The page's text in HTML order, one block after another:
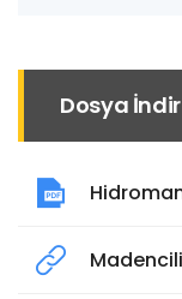
Dosya İndir